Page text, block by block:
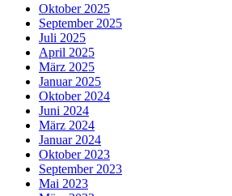
Oktober 2025
September 2025
Juli 2025
April 2025
März 2025
Januar 2025
Oktober 2024
Juni 2024
März 2024
Januar 2024
Oktober 2023
September 2023
Mai 2023